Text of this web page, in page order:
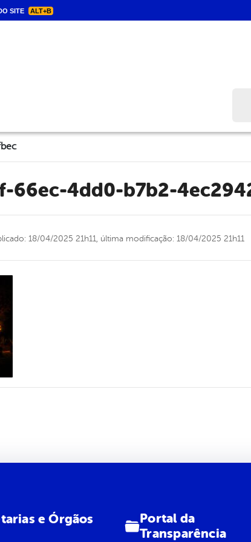
SITE ALT+B
66ec-4dd0-b7b2-
18/04/2025 21h11, última modificação: 18/04/2025 21h11
e Órgãos
Portal da
Transparência